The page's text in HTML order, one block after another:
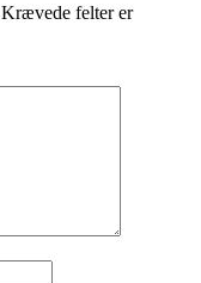
Krævede felter er